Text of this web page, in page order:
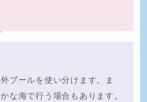
プールを使い分けます。ま
な海で行う場合もあります。